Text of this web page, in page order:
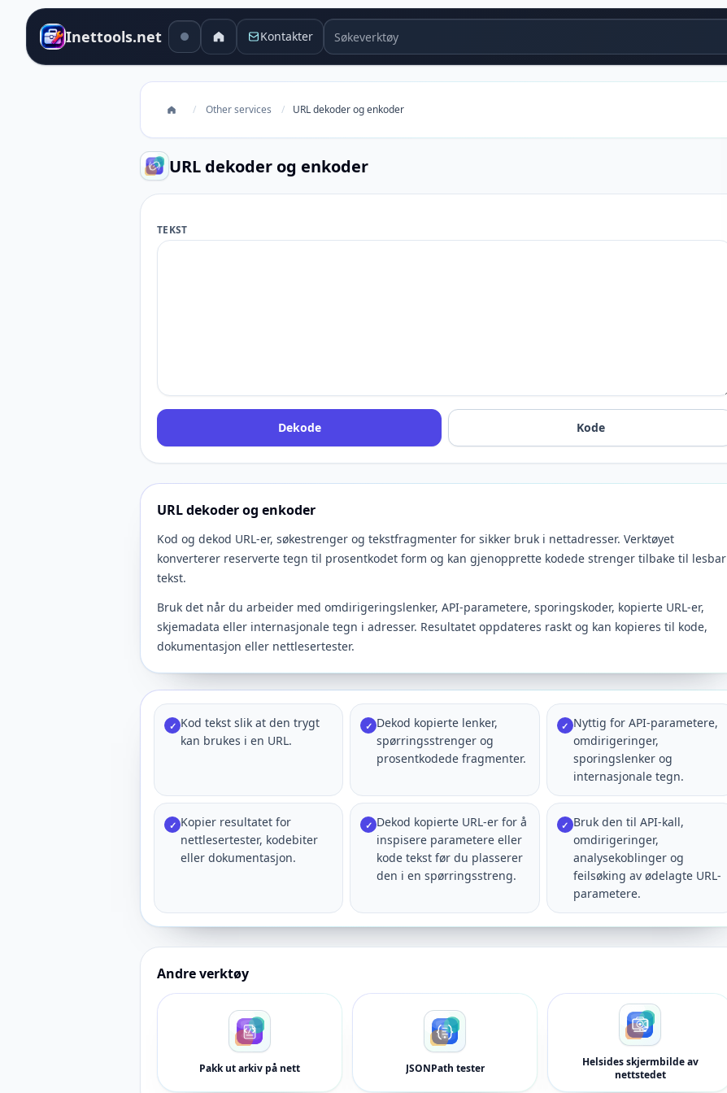
Inettools.net Kontakter Søkeverktøy
/ Other services / URL dekoder og enkoder
URL dekoder og enkoder
TEKST
Dekode Kode
URL dekoder og enkoder
Kod og dekod URL-er, søkestrenger og tekstfragmenter for sikker bruk i nettadresser. Verktøyet
konverterer reserverte tegn til prosentkodet form og kan gjenopprette kodede strenger tilbake til lesbar
tekst.
Bruk det når du arbeider med omdirigeringslenker, API-parametere, sporingskoder, kopierte URL-er,
skjemadata eller internasjonale tegn i adresser. Resultatet oppdateres raskt og kan kopieres til kode,
dokumentasjon eller nettlesertester.
✓ Kod tekst slik at den trygt
kan brukes i en URL.
✓ Dekod kopierte lenker,
spørringsstrenger og
prosentkodede fragmenter.
✓ Nyttig for API-parametere,
omdirigeringer,
sporingslenker og
internasjonale tegn.
✓ Kopier resultatet for
nettlesertester, kodebiter
eller dokumentasjon.
✓ Dekod kopierte URL-er for å
inspisere parametere eller
kode tekst før du plasserer
den i en spørringsstreng.
✓ Bruk den til API-kall,
omdirigeringer,
analysekoblinger og
feilsøking av ødelagte URL-
parametere.
Andre verktøy
Pakk ut arkiv på nett JSONPath tester
Helsides skjermbilde av
nettstedet